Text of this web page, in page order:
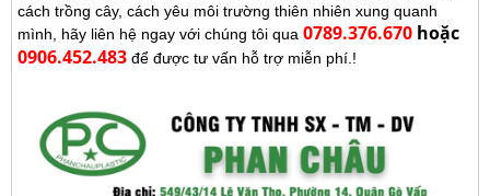
cách trồng cây, cách yêu môi trường thiên nhiên xung quanh
mình, hãy liên hệ ngay với chúng tôi qua 0789.376.670 hoặc
0906.452.483 để được tư vấn hỗ trợ miễn phí.!